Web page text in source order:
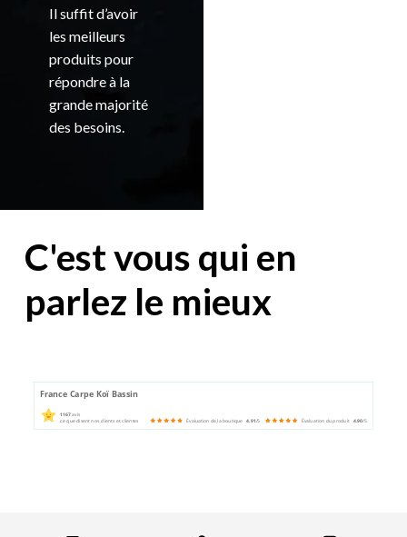
Il suffit d’avoir
les meilleurs
produits pour
répondre à la
grande majorité
des besoins.
C'est vous qui en
parlez le mieux
France Carpe Koï Bassin
1167avis
ce que disent nos clients et clientes
Évaluation de la boutique 4.91/5 Évaluation du produit 4.90/5